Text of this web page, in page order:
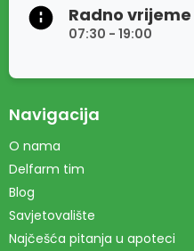
Radno vrijeme
07:30 - 19:00
Navigacija
O nama
Delfarm tim
Blog
Savjetovalište
Najčešća pitanja u apoteci